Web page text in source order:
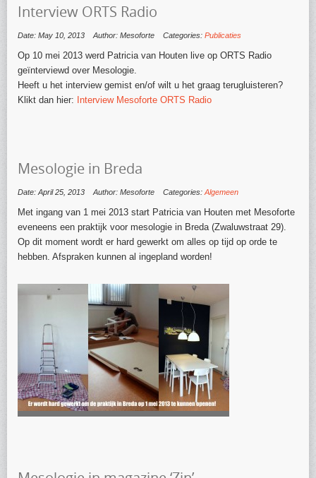
Interview ORTS Radio
Date: May 10, 2013 Author: Mesoforte Categories: Publicaties
Op 10 mei 2013 werd Patricia van Houten live op ORTS Radio
geïnterviewd over Mesologie.
Heeft u het interview gemist en/of wilt u het graag terugluisteren?
Klikt dan hier: Interview Mesoforte ORTS Radio
Mesologie in Breda
Date: April 25, 2013 Author: Mesoforte Categories:Algemeen
Met ingang van 1 mei 2013 start Patricia van Houten met Mesoforte
eveneens een praktijk voor mesologie in Breda (Zwaluwstraat 29).
Op dit moment wordt er hard gewerkt om alles op tijd op orde te
hebben. Afspraken kunnen al ingepland worden!